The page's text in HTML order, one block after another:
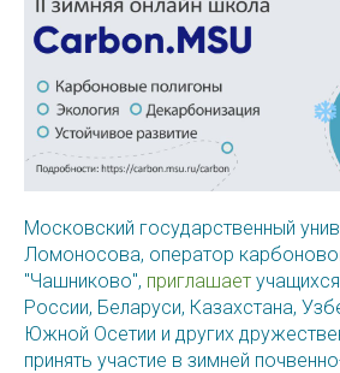
Московский государственный
Ломоносова, оператор
"Чашниково", приглашает
России, Беларуси, Казахстана,
Южной Осетии и других
принять участие в зимней